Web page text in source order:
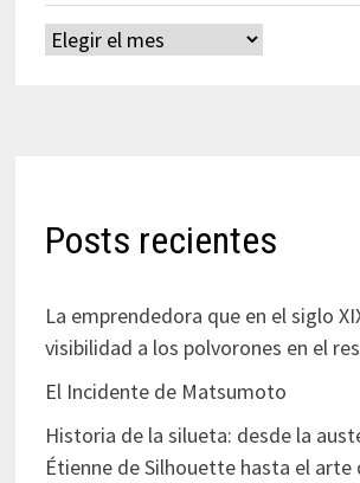
Archivos
Posts recientes
La emprendedora que en el siglo
visibilidad a los polvorones en el
El Incidente de Matsumoto
Historia de la silueta: desde la
Étienne de Silhouette hasta el arte